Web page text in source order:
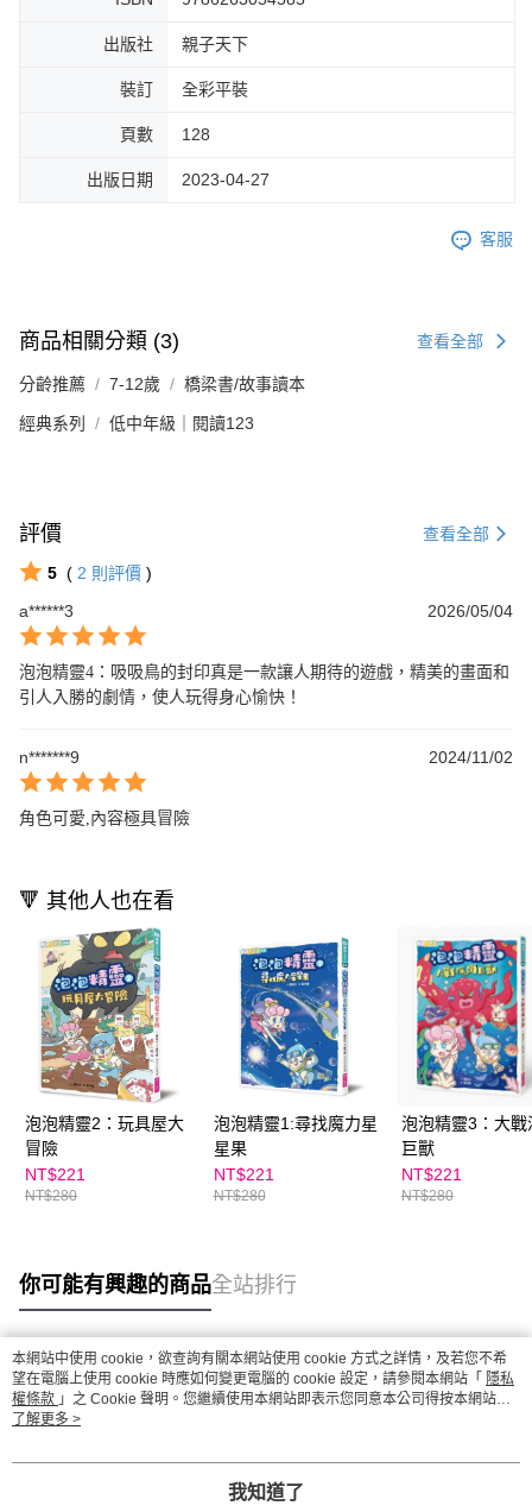
出版社 親子天下
裝訂 全彩平裝
頁數 128
出版日期 2023-04-27
客服
商品相關分類 (3) 查看全部
分齡推薦 7-12歲 橋梁書/故事讀本
經典系列 低中年級｜閱讀123
評價 查看全部
5 ( 2 則評價 )
a******3
2026/05/04
泡泡精靈4：吸吸鳥的封印真是一款讓人期待的遊戲，精美的畫面和
引人入勝的劇情，使人玩得身心愉快！
n*******9 2024/11/02
角色可愛,內容極具冒險
🔻 其他人也在看
泡泡精靈2：玩具屋大
冒險
NT$221
NT$280
泡泡精靈1:尋找魔力星
星果
NT$221
NT$280
泡泡精靈3：大戰
巨獸
NT$221
NT$280
你可能有興趣的商品全站排行
熱門標籤
本網站中使用 cookie，欲查詢有關本網站使用 cookie 方式之詳情，及若您不希
望在電腦上使用 cookie 時應如何變更電腦的 cookie 設定，請參閱本網站「 隱私
權條款 」之 Cookie 聲明。您繼續使用本網站即表示您同意本公司得按本網站使
用條款之 Cookie 聲明使用 cookie。
了解更多 >
我知道了